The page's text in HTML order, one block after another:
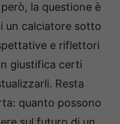
la questione è
un calciatore sotto
e riflettori
giustifica certi
Resta
quanto possono